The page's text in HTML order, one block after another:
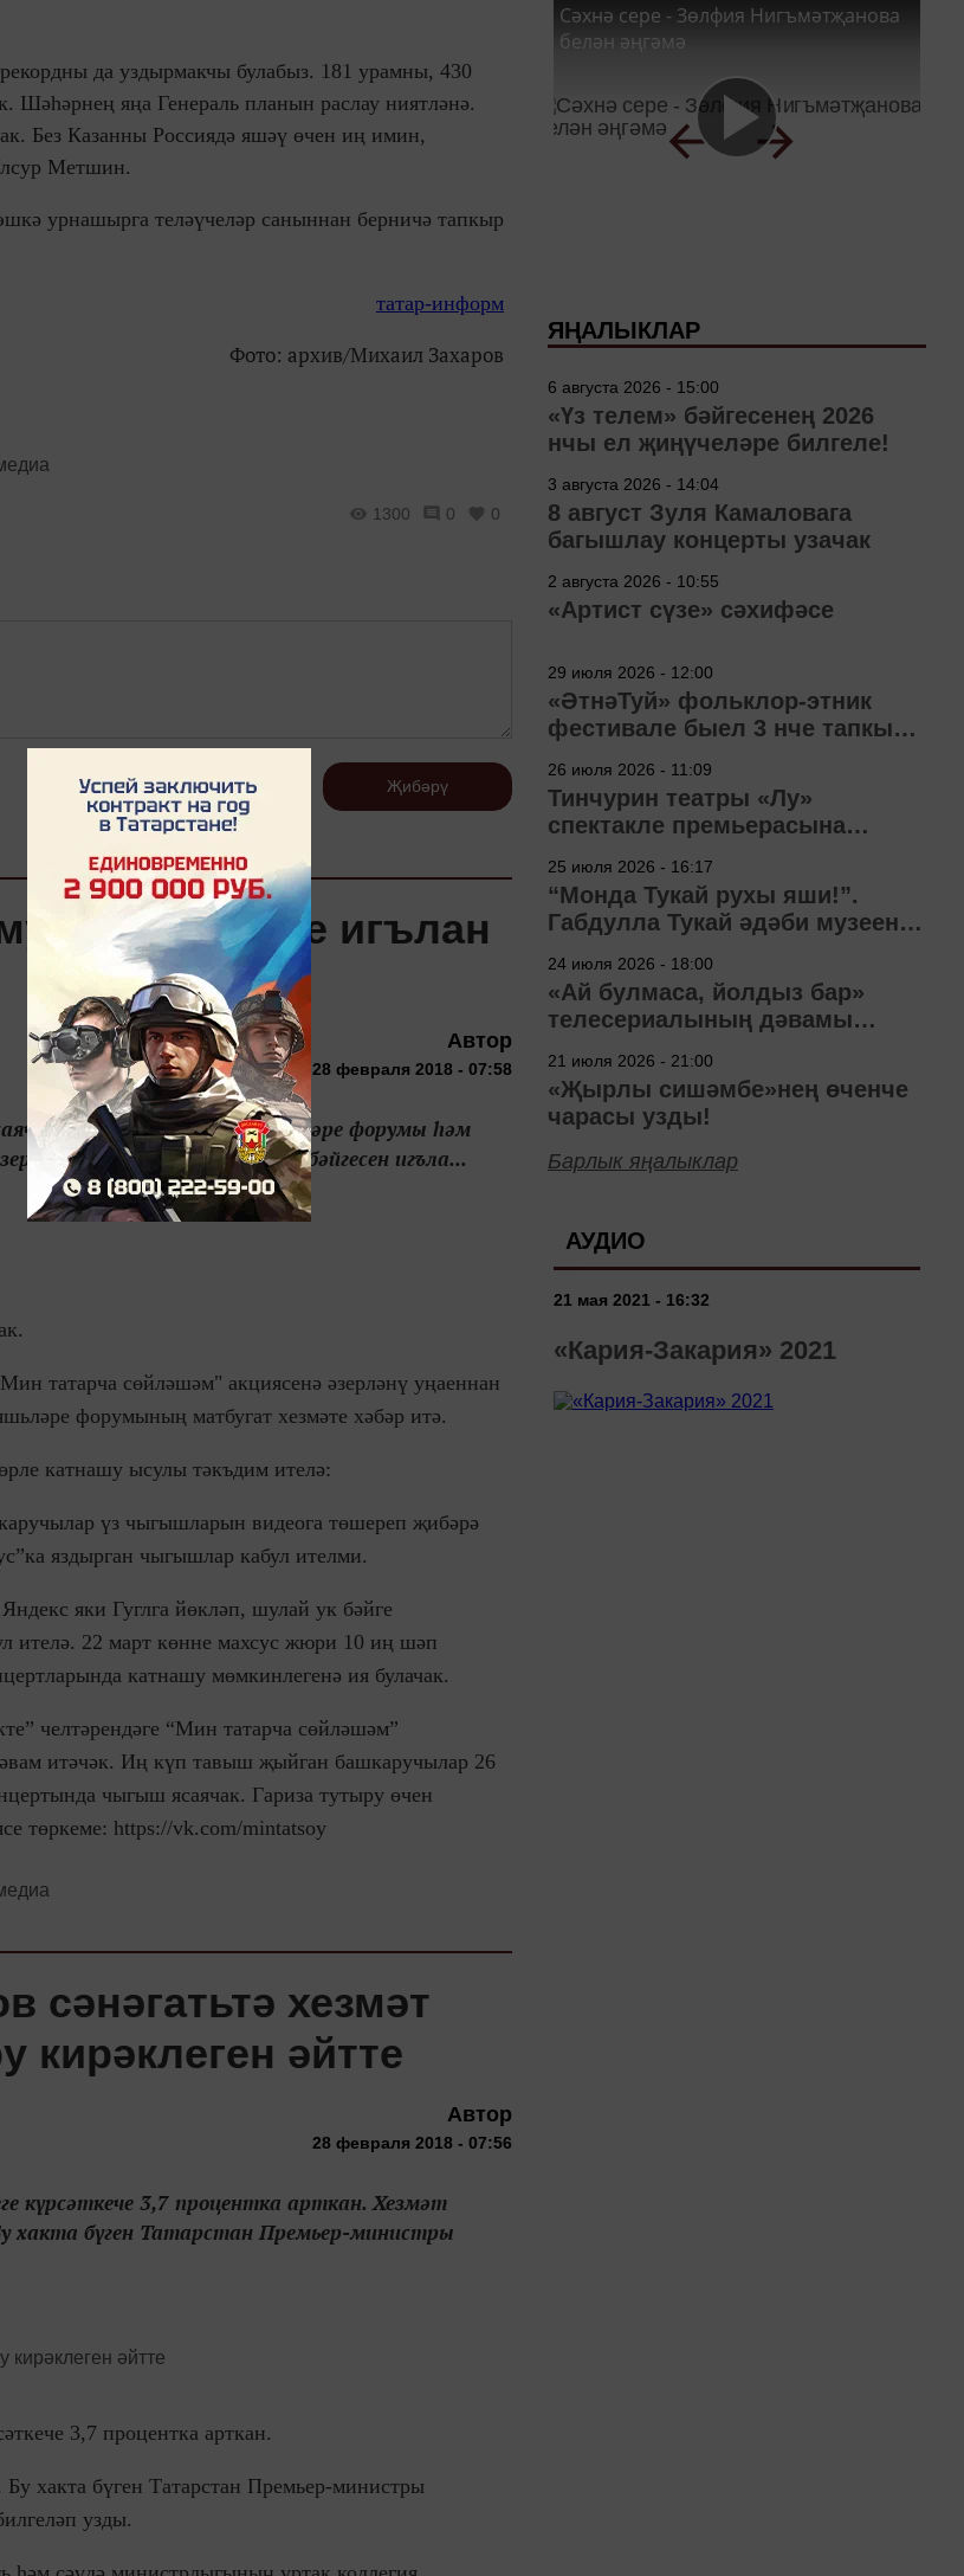
да уздырмакчы булабыз. 181 урамны, 430
Шәһәрнең яңа Генераль планын раслау ниятләнә.
Без Казанны Россиядә яшәү өчен иң имин,
Метшин.
урнашырга теләүчеләр саныннан берничә тапкыр
татар-информ
Фото: архив/Михаил Захаров
1300 0 0
Теркәлү Җибәрү
бәйгесе игълан
Автор
28 февраля 2018 - 07:58
Бөтендөнья татар яшьләре форумы һәм
уңаеннан тере музыка бәйгесен игъла...
татарча сөйләшәм" акциясенә әзерләнү уңаеннан
форумының матбугат хезмәте хәбәр итә.
катнашу ысулы тәкъдим ителә:
үз чыгышларын видеога төшереп җибәрә
яздырган чыгышлар кабул ителми.
яки Гуглга йөкләп, шулай ук бәйге
ителә. 22 март көнне махсус жюри 10 иң шәп
катнашу мөмкинлегенә ия булачак.
челтәрендәге “Мин татарча сөйләшәм”
итәчәк. Иң күп тавыш җыйган башкаручылар 26
чыгыш ясаячак. Гариза тутыру өчен
төркеме: https://vk.com/mintatsoy
сәнәгатьтә хезмәт
кирәклеген әйтте
Автор
28 февраля 2018 - 07:56
күрсәткече 3,7 процентка арткан. Хезмәт
хакта бүген Татарстан Премьер-министры
3,7 процентка арткан.
хакта бүген Татарстан Премьер-министры
узды.
Сәхнә сере - Зөлфия Нигъмәтҗанова
белән әңгәмә
ЯҢАЛЫКЛАР
6 августа 2026 - 15:00
«Үз телем» бәйгесенең 2026
нчы ел җиңүчеләре билгеле!
3 августа 2026 - 14:04
8 август Зуля Камаловага
багышлау концерты узачак
2 августа 2026 - 10:55
«Артист сүзе» сәхифәсе
29 июля 2026 - 12:00
«ӘтнәТуй» фольклор-этник
фестивале быел 3 нче тапкыр
26 июля 2026 - 11:09
Тинчурин театры «Лу»
спектакле премьерасына
25 июля 2026 - 16:17
“Монда Тукай рухы яши!”.
Габдулла Тукай әдәби музеена
24 июля 2026 - 18:00
«Ай булмаса, йолдыз бар»
телесериалының дәвамы
21 июля 2026 - 21:00
«Җырлы сишәмбе»нең өченче
чарасы узды!
Барлык яңалыклар
АУДИО
21 мая 2021 - 16:32
«Кария-Закария» 2021